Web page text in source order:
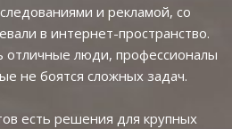
и рекламой, со
в интернет-пространство.
отличные люди, профессионалы
не боятся сложных задач.
есть решения для крупных